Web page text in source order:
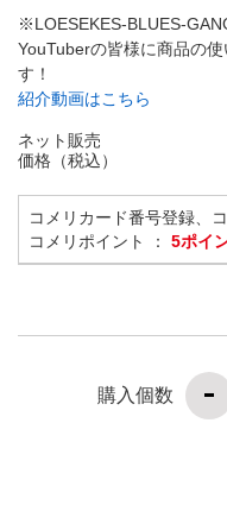
※LOESEKES-BLUES-
YouTuberの皆様に商品の
す！
紹介動画はこちら
ネット販売
価格（税込）
コメリカード番号登録、
コメリポイント ： 5ポイ
購入個数